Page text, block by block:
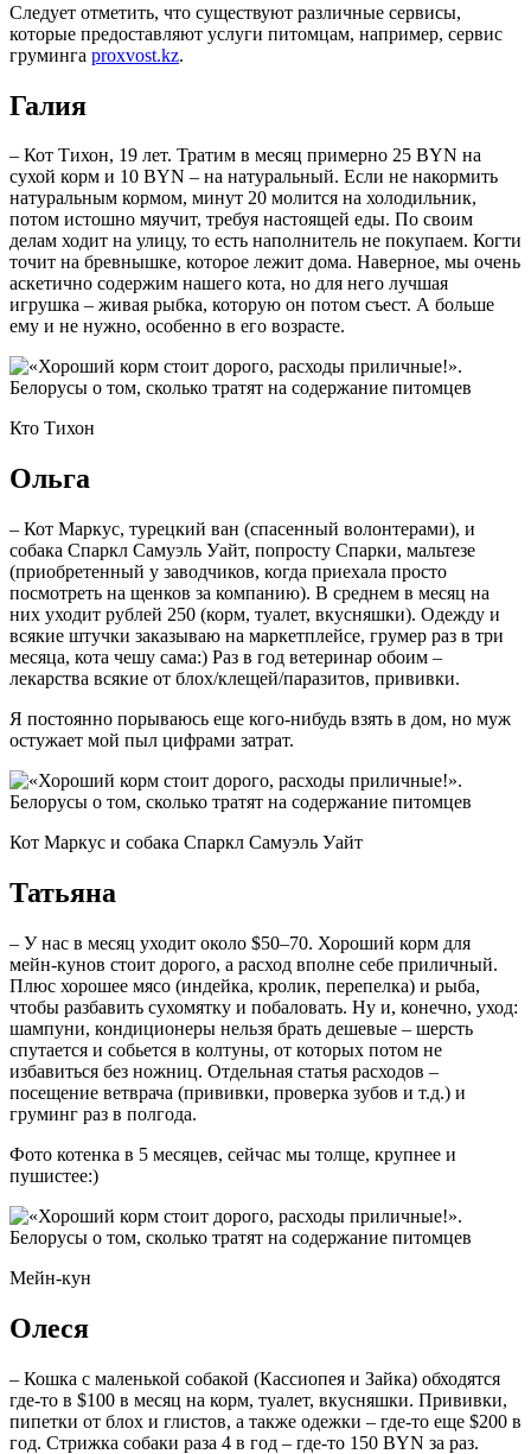
Следует отметить, что существуют различные сервисы,
которые предоставляют услуги питомцам, например, сервис
груминга proxvost.kz.
Галия
– Кот Тихон, 19 лет. Тратим в месяц примерно 25 BYN на
сухой корм и 10 BYN – на натуральный. Если не накормить
натуральным кормом, минут 20 молится на холодильник,
потом истошно мяучит, требуя настоящей еды. По своим
делам ходит на улицу, то есть наполнитель не покупаем. Когти
точит на бревнышке, которое лежит дома. Наверное, мы очень
аскетично содержим нашего кота, но для него лучшая
игрушка – живая рыбка, которую он потом съест. А больше
ему и не нужно, особенно в его возрасте.
Кто Тихон
Ольга
– Кот Маркус, турецкий ван (спасенный волонтерами), и
собака Спаркл Самуэль Уайт, попросту Спарки, мальтезе
(приобретенный у заводчиков, когда приехала просто
посмотреть на щенков за компанию). В среднем в месяц на
них уходит рублей 250 (корм, туалет, вкусняшки). Одежду и
всякие штучки заказываю на маркетплейсе, грумер раз в три
месяца, кота чешу сама:) Раз в год ветеринар обоим –
лекарства всякие от блох/клещей/паразитов, прививки.
Я постоянно порываюсь еще кого-нибудь взять в дом, но муж
остужает мой пыл цифрами затрат.
Кот Маркус и собака Спаркл Самуэль Уайт
Татьяна
– У нас в месяц уходит около $50–70. Хороший корм для
мейн-кунов стоит дорого, а расход вполне себе приличный.
Плюс хорошее мясо (индейка, кролик, перепелка) и рыба,
чтобы разбавить сухомятку и побаловать. Ну и, конечно, уход:
шампуни, кондиционеры нельзя брать дешевые – шерсть
спутается и собьется в колтуны, от которых потом не
избавиться без ножниц. Отдельная статья расходов –
посещение ветврача (прививки, проверка зубов и т.д.) и
груминг раз в полгода.
Фото котенка в 5 месяцев, сейчас мы толще, крупнее и
пушистее:)
Мейн-кун
Олеся
– Кошка с маленькой собакой (Кассиопея и Зайка) обходятся
где-то в $100 в месяц на корм, туалет, вкусняшки. Прививки,
пипетки от блох и глистов, а также одежки – где-то еще $200 в
год. Стрижка собаки раза 4 в год – где-то 150 BYN за раз.